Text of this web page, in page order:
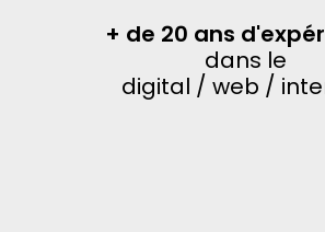
+ de 20 ans
dans le
digital / web /